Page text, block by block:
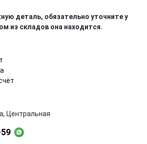
деталь, обязательно уточните у
из складов она находится.
Центральная